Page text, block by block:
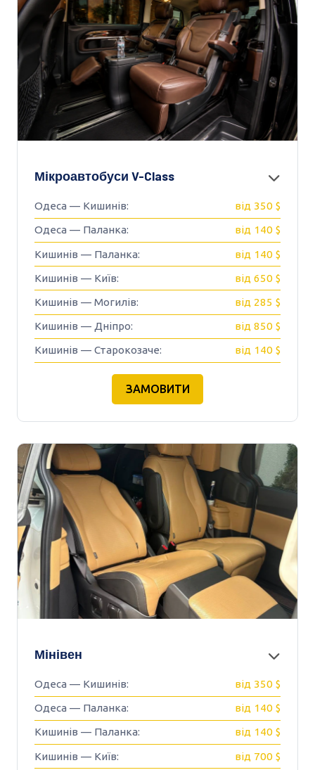
Мікроавтобуси V-Class
Одеса — Кишинів: від 350 $
Одеса — Паланка: від 140 $
Кишинів — Паланка: від 140 $
Кишинів — Київ: від 650 $
Кишинів — Могилів: від 285 $
Кишинів — Дніпро: від 850 $
Кишинів — Старокозаче: від 140 $
ЗАМОВИТИ
Мінівен
Одеса — Кишинів: від 350 $
Одеса — Паланка: від 140 $
Кишинів — Паланка: від 140 $
Кишинів — Київ: від 700 $